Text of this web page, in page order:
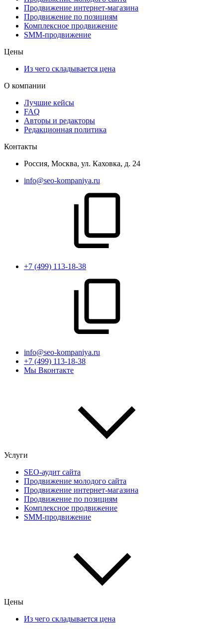
Продвижение интернет-магазина
Продвижение по позициям
Комплексное продвижение
SMM-продвижение
Цены
Из чего складывается цена
О компании
Лучшие кейсы
FAQ
Авторы и редакторы
Редакционная политика
Контакты
Россия, Москва, ул. Каховка, д. 24
info@seo-kompaniya.ru
+7 (499) 113-18-38
info@seo-kompaniya.ru
+7 (499) 113-18-38
Мы Вконтакте
Услуги
SEO-аудит сайта
Продвижение молодого сайта
Продвижение интернет-магазина
Продвижение по позициям
Комплексное продвижение
SMM-продвижение
Цены
Из чего складывается цена